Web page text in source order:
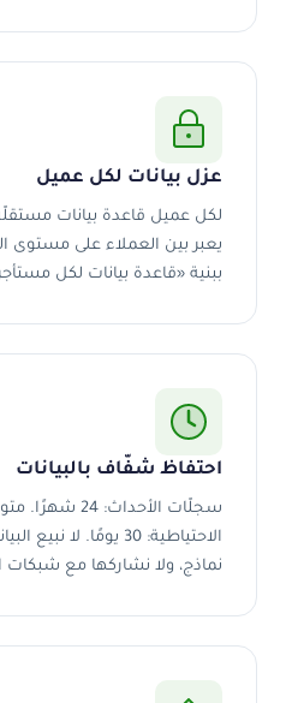
عزل بيانات لكل عميل
لكل عميل قاعدة بيانات
يعبر بين العملاء على مستوى
ببنية «قاعدة بيانات لكل
احتفاظ شفّاف بالبيانات
الاحتياطية: 30 يومًا.
نماذج، ولا نشاركها مع شبكات